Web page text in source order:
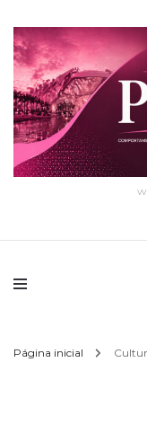
Página inicial